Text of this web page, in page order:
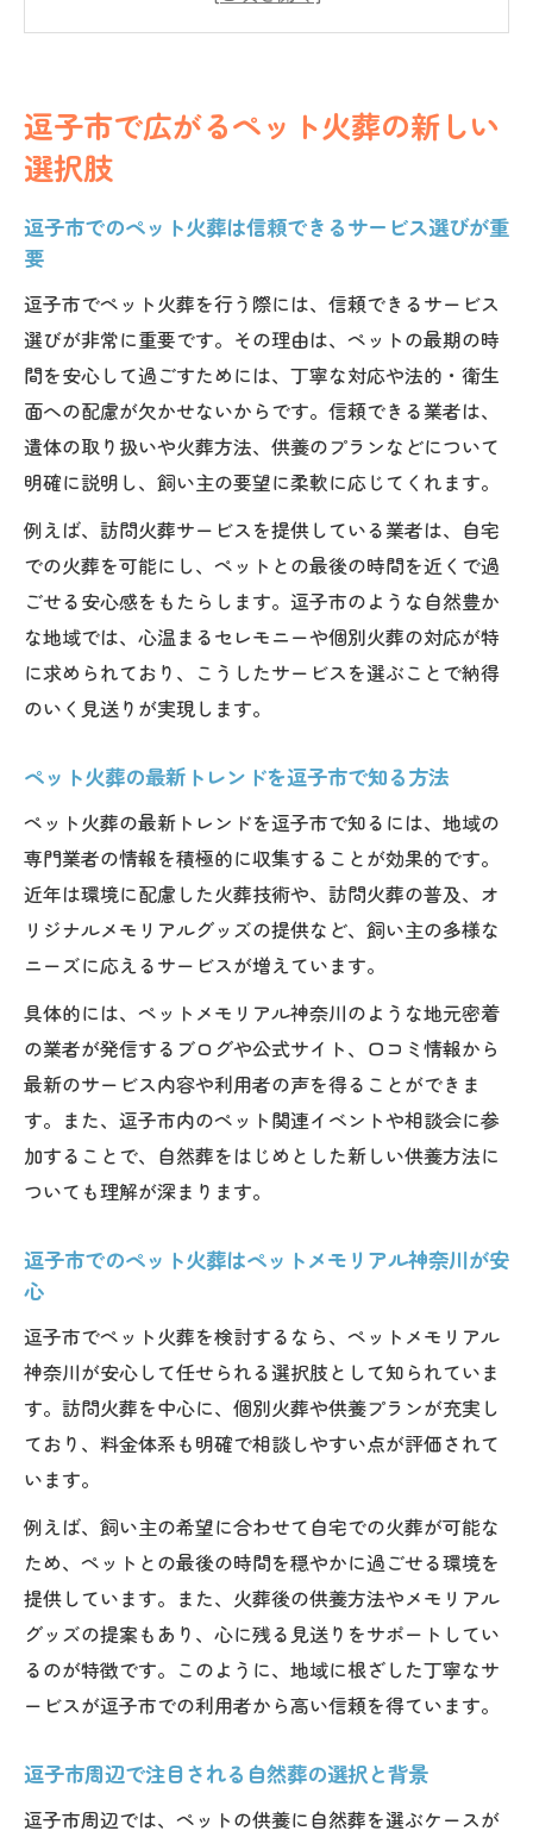
逗子市周辺で注目される自然葬の選択と背
景
比較
逗子市で自然葬を選ぶ理由とそのメリット
を解説
ペット火葬と自然葬の違いを逗子市で検討
するポイント
ペット火葬 藤沢市や横須賀の自然葬動向も
ペット火葬は自然への配慮も大切な選択肢
逗子市での自然葬相談はペットメモリアル
神奈川へ
心を込めた見送りを叶える訪問火葬の魅力
訪問火葬が逗子市で選ばれる理由と特徴を
自宅でのペット火葬は逗子市で増加中の新
サービス
ペット火葬 横須賀や葉山でも人気の訪問型
サービス
訪問火葬で心温まるペットとのお別れを実
現
逗子市のペット火葬はペットメモリアル神
奈川が好評
樹木葬も選べる逗子市のペット火葬最前線
逗子市ではペット火葬と共に樹木葬が注目
される理由
ペット火葬と樹木葬の両立ができる逗子市
逗子市でのペット火葬はペットメモリアル
神奈川が対応
永代供養と樹木葬の違いを逗子市で知る
逗子市でのペット火葬はペットメモリアル神奈
川へお任せください。
ペット火葬は逗子市で信頼のペットメモリ
アル神奈川がおすすめ
逗子市で選ばれるペット火葬の安心サポー
ト体制
ペット火葬はペットメモリアル神奈川で心
逗子市の最新ペット火葬サービス利用の流
れ
逗子市で広がるペット火葬の新しい
選択肢
逗子市でのペット火葬は信頼できるサービス選びが重
要
逗子市でペット火葬を行う際には、信頼できるサービス
選びが非常に重要です。その理由は、ペットの最期の時
間を安心して過ごすためには、丁寧な対応や法的・衛生
面への配慮が欠かせないからです。信頼できる業者は、
遺体の取り扱いや火葬方法、供養のプランなどについて
明確に説明し、飼い主の要望に柔軟に応じてくれます。
例えば、訪問火葬サービスを提供している業者は、自宅
での火葬を可能にし、ペットとの最後の時間を近くで過
ごせる安心感をもたらします。逗子市のような自然豊か
な地域では、心温まるセレモニーや個別火葬の対応が特
に求められており、こうしたサービスを選ぶことで納得
のいく見送りが実現します。
ペット火葬の最新トレンドを逗子市で知る方法
ペット火葬の最新トレンドを逗子市で知るには、地域の
専門業者の情報を積極的に収集することが効果的です。
近年は環境に配慮した火葬技術や、訪問火葬の普及、オ
リジナルメモリアルグッズの提供など、飼い主の多様な
ニーズに応えるサービスが増えています。
具体的には、ペットメモリアル神奈川のような地元密着
の業者が発信するブログや公式サイト、口コミ情報から
最新のサービス内容や利用者の声を得ることができま
す。また、逗子市内のペット関連イベントや相談会に参
加することで、自然葬をはじめとした新しい供養方法に
ついても理解が深まります。
逗子市でのペット火葬はペットメモリアル神奈川が安
心
逗子市でペット火葬を検討するなら、ペットメモリアル
神奈川が安心して任せられる選択肢として知られていま
す。訪問火葬を中心に、個別火葬や供養プランが充実し
ており、料金体系も明確で相談しやすい点が評価されて
います。
例えば、飼い主の希望に合わせて自宅での火葬が可能な
ため、ペットとの最後の時間を穏やかに過ごせる環境を
提供しています。また、火葬後の供養方法やメモリアル
グッズの提案もあり、心に残る見送りをサポートしてい
るのが特徴です。このように、地域に根ざした丁寧なサ
ービスが逗子市での利用者から高い信頼を得ています。
逗子市周辺で注目される自然葬の選択と背景
逗子市周辺では、ペットの供養に自然葬を選ぶケースが